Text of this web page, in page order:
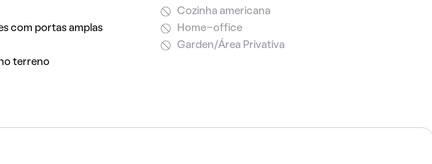
com portas amplas
terreno
Cozinha americana
Home-office
Garden/Área Privativa